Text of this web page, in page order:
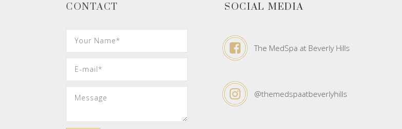
CONTACT SOCIAL MEDIA
The MedSpa at Beverly Hills
@themedspaatbeverlyhills